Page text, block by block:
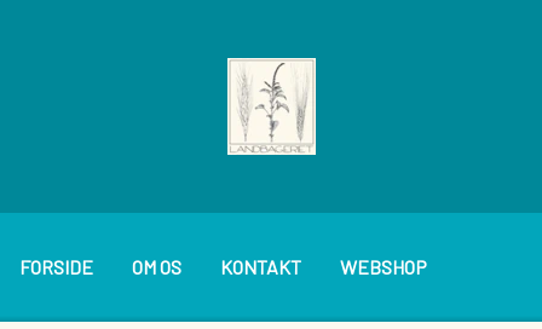
FORSIDE OM OS KONTAKT WEBSHOP